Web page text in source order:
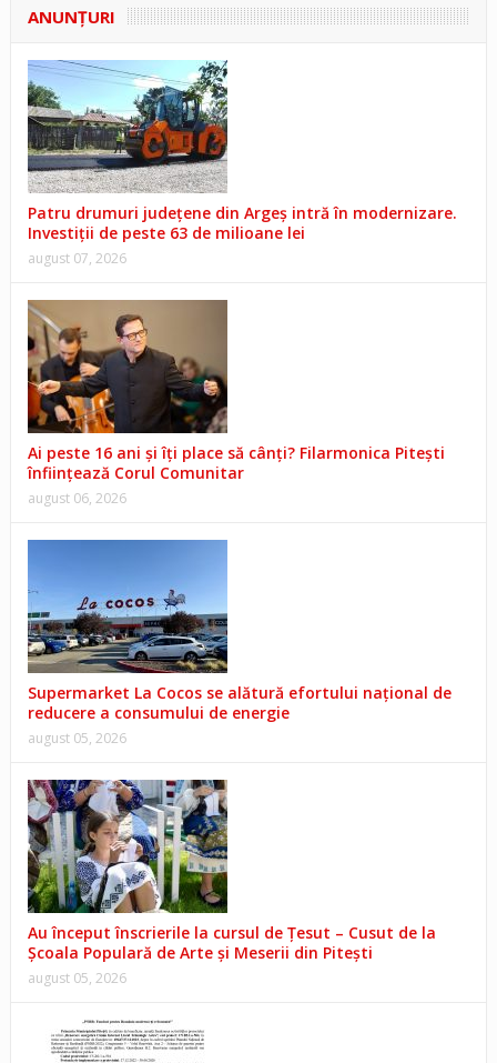
ANUNŢURI
Patru drumuri județene din Argeș intră în modernizare.
Investiții de peste 63 de milioane lei
august 07, 2026
Ai peste 16 ani și îți place să cânți? Filarmonica Pitești
înființează Corul Comunitar
august 06, 2026
Supermarket La Cocos se alătură efortului național de
reducere a consumului de energie
august 05, 2026
Au început înscrierile la cursul de Țesut – Cusut de la
Școala Populară de Arte și Meserii din Pitești
august 05, 2026